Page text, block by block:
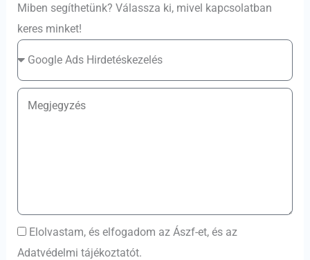
Miben segíthetünk? Válassza ki, mivel kapcsolatban
keres minket!
Elolvastam, és elfogadom az Ászf-et, és az
Adatvédelmi tájékoztatót.